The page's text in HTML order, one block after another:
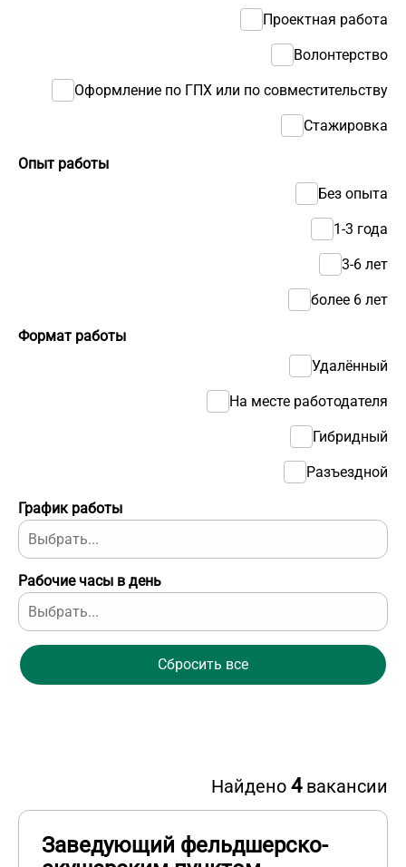
Проектная работа
Волонтерство
Оформление по ГПХ или по совместительству
Стажировка
Опыт работы
Без опыта
1-3 года
3-6 лет
более 6 лет
График работы
Рабочие часы в день
Формат работы
Удалённый
На месте работодателя
Гибридный
Разъездной
Сбросить все
Найдено 4вакансии
Заведующий фельдшерско-